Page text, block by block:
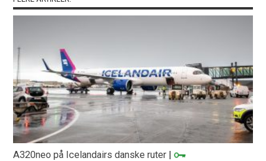
A320neo på Icelandairs danske ruter |